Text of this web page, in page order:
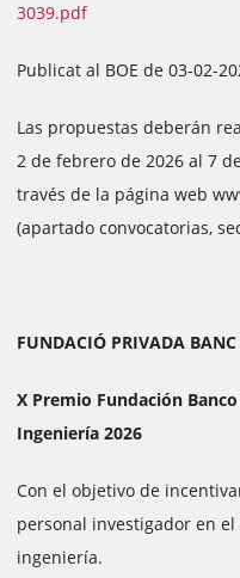
3039.pdf
Publicat al BOE de 03-02-
Las propuestas deberán
2 de febrero de 2026 al 7
través de la página web
(apartado convocatorias,
FUNDACIÓ PRIVADA
X Premio Fundación
Ingeniería 2026
Con el objetivo de
personal investigador en
ingeniería.